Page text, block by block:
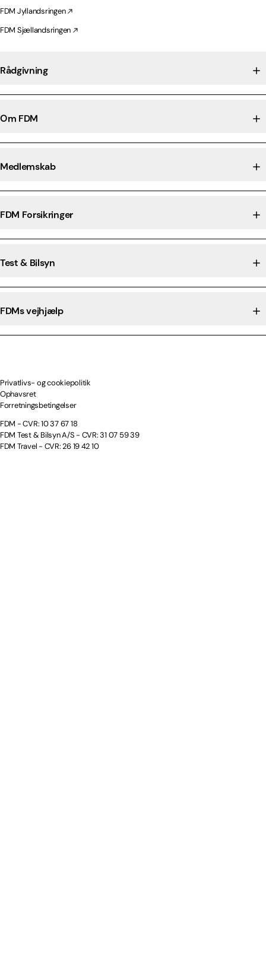
FDM Jyllandsringen
FDM Sjællandsringen
Rådgivning
Om FDM
Medlemskab
FDM Forsikringer
Test & Bilsyn
FDMs vejhjælp
Privatlivs- og cookiepolitik
Ophavsret
Forretningsbetingelser
FDM - CVR: 10 37 67 18
FDM Test & Bilsyn A/S - CVR: 31 07 59 39
FDM Travel - CVR: 26 19 42 10